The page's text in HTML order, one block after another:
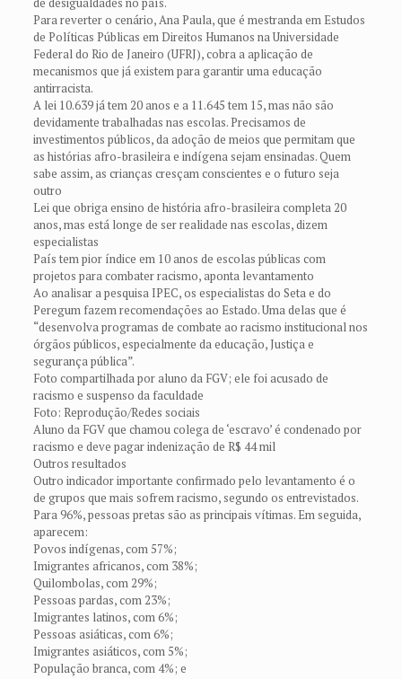
Para reverter o cenário, Ana Paula, que é mestranda em Estudos
de Políticas Públicas em Direitos Humanos na Universidade
Federal do Rio de Janeiro (UFRJ), cobra a aplicação de
mecanismos que já existem para garantir uma educação
antirracista.
A lei 10.639 já tem 20 anos e a 11.645 tem 15, mas não são
devidamente trabalhadas nas escolas. Precisamos de
investimentos públicos, da adoção de meios que permitam que
as histórias afro-brasileira e indígena sejam ensinadas. Quem
sabe assim, as crianças cresçam conscientes e o futuro seja
outro
Lei que obriga ensino de história afro-brasileira completa 20
anos, mas está longe de ser realidade nas escolas, dizem
especialistas
País tem pior índice em 10 anos de escolas públicas com
projetos para combater racismo, aponta levantamento
Ao analisar a pesquisa IPEC, os especialistas do Seta e do
Peregum fazem recomendações ao Estado. Uma delas que é
“desenvolva programas de combate ao racismo institucional nos
órgãos públicos, especialmente da educação, Justiça e
segurança pública”.
Foto compartilhada por aluno da FGV; ele foi acusado de
racismo e suspenso da faculdade
Foto: Reprodução/Redes sociais
Aluno da FGV que chamou colega de ‘escravo’ é condenado por
racismo e deve pagar indenização de R$ 44 mil
Outros resultados
Outro indicador importante confirmado pelo levantamento é o
de grupos que mais sofrem racismo, segundo os entrevistados.
Para 96%, pessoas pretas são as principais vítimas. Em seguida,
aparecem:
Povos indígenas, com 57%;
Imigrantes africanos, com 38%;
Quilombolas, com 29%;
Pessoas pardas, com 23%;
Imigrantes latinos, com 6%;
Pessoas asiáticas, com 6%;
Imigrantes asiáticos, com 5%;
População branca, com 4%; e